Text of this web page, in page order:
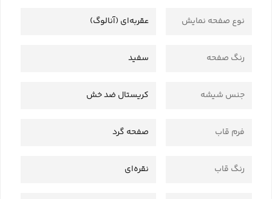
نوع صفحه نمایش عقربه‌ای (آنالوگ)
رنگ صفحه سفید
جنس شیشه کریستال ضد خش
فرم قاب صفحه گرد
رنگ قاب نقره‌ای